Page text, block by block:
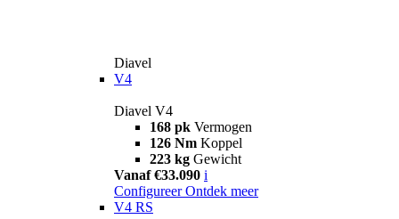
Diavel
V4
Diavel V4
168 pk Vermogen
126 Nm Koppel
223 kg Gewicht
Vanaf €33.090 i
Configureer Ontdek meer
V4 RS